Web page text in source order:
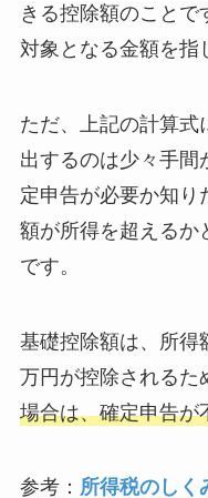
きる控除額のこと
対象となる金額を指
ただ、上記の計算式
出するのは少々手間
定申告が必要か知り
額が所得を超えるか
です。
基礎控除額は、所得
万円が控除されるた
場合は、確定申告が
参考： 所得税のしく